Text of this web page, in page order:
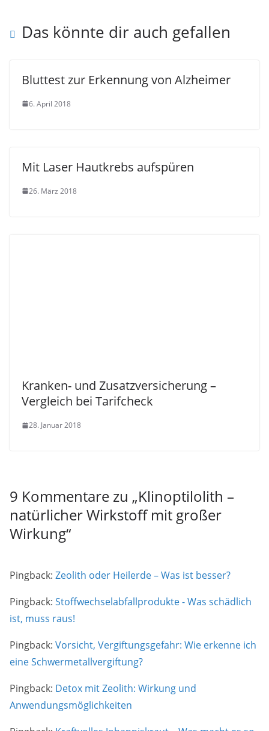
Das könnte dir auch gefallen
Bluttest zur Erkennung von Alzheimer
6. April 2018
Mit Laser Hautkrebs aufspüren
26. März 2018
Kranken- und Zusatzversicherung –
Vergleich bei Tarifcheck
28. Januar 2018
9 Kommentare zu „Klinoptilolith –
natürlicher Wirkstoff mit großer
Wirkung“
Pingback: Zeolith oder Heilerde – Was ist besser?
Pingback: Stoffwechselabfallprodukte - Was schädlich
ist, muss raus!
Pingback: Vorsicht, Vergiftungsgefahr: Wie erkenne ich
eine Schwermetallvergiftung?
Pingback: Detox mit Zeolith: Wirkung und
Anwendungsmöglichkeiten